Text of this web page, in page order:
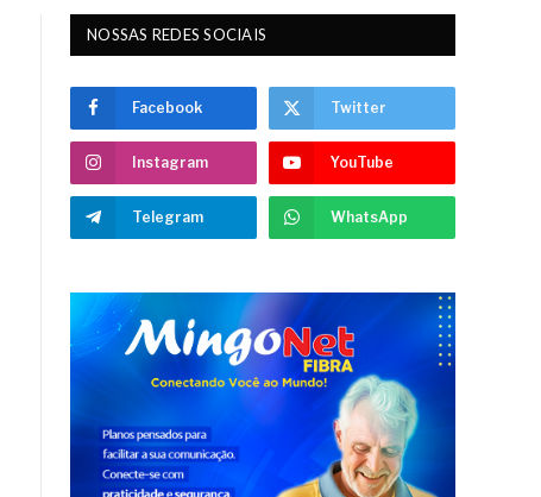
NOSSAS REDES SOCIAIS
Facebook Twitter
Instagram YouTube
Telegram WhatsApp